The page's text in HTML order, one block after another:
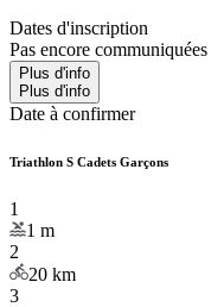
Dates d'inscription
Pas encore communiquées
Plus d'info
Plus d'info
Date à confirmer
Triathlon S Cadets Garçons
1
1 m
2
20 km
3